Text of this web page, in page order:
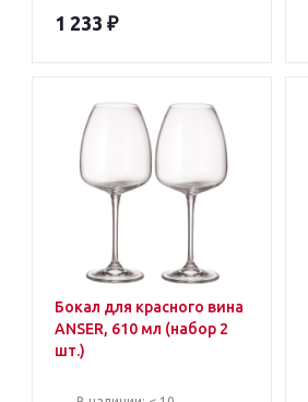
1 233 ₽
Бокал для красного вина
ANSER, 610 мл (набор 2
шт.)